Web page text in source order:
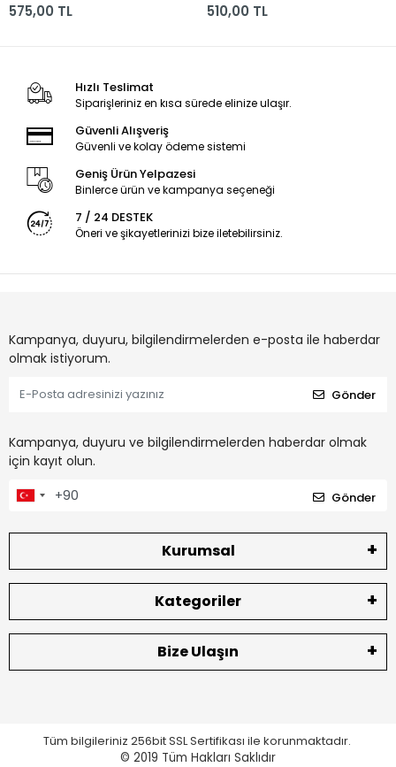
575,00 TL 510,00 TL
Hızlı Teslimat
Siparişleriniz en kısa sürede elinize ulaşır.
Güvenli Alışveriş
Güvenli ve kolay ödeme sistemi
Geniş Ürün Yelpazesi
Binlerce ürün ve kampanya seçeneği
7 / 24 DESTEK
Öneri ve şikayetlerinizi bize iletebilirsiniz.
Kampanya, duyuru, bilgilendirmelerden e-posta ile haberdar
olmak istiyorum.
Gönder
Kampanya, duyuru ve bilgilendirmelerden haberdar olmak
için kayıt olun.
Gönder
Kurumsal
Kategoriler
Bize Ulaşın
Tüm bilgileriniz 256bit SSL Sertifikası ile korunmaktadır.
© 2019 Tüm Hakları Saklıdır